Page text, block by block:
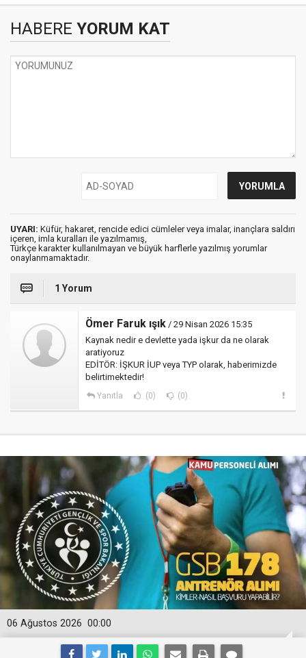
HABERE YORUM KAT
UYARI: Küfür, hakaret, rencide edici cümleler veya imalar, inançlara saldırı
içeren, imla kuralları ile yazılmamış,
Türkçe karakter kullanılmayan ve büyük harflerle yazılmış yorumlar
onaylanmamaktadır.
1 Yorum
Ömer Faruk ışık / 29 Nisan 2026 15:35
Kaynak nedir e devlette yada işkur da ne olarak
aratiyoruz
EDİTÖR: İŞKUR İUP veya TYP olarak, haberimizde
belirtimektedir!
Yanıtla (0) (0)
00:00
06 Ağustos 2026